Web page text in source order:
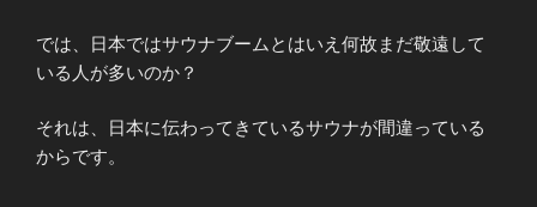
では、日本ではサウナブームとはいえ何故まだ敬遠して
いる人が多いのか？
それは、日本に伝わってきているサウナが間違っている
からです。